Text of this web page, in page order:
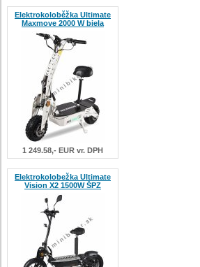
Elektrokoloběžka Ultimate
Maxmove 2000 W biela
1 249.58,- EUR vr. DPH
Elektrokolobežka Ultimate
Vision X2 1500W ŠPZ